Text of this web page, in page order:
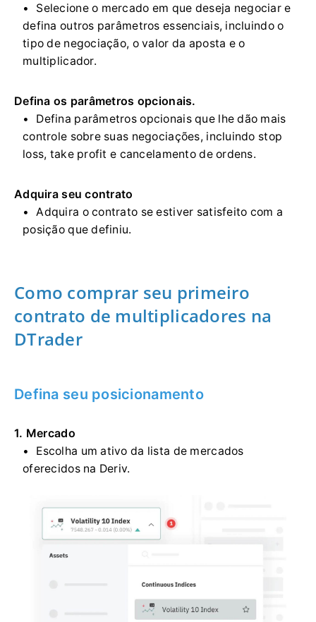
Selecione o mercado em que deseja negociar e
defina outros parâmetros essenciais, incluindo o
tipo de negociação, o valor da aposta e o
multiplicador.
Defina os parâmetros opcionais.
Defina parâmetros opcionais que lhe dão mais
controle sobre suas negociações, incluindo stop
loss, take profit e cancelamento de ordens.
Adquira seu contrato
Adquira o contrato se estiver satisfeito com a
posição que definiu.
Como comprar seu primeiro
contrato de multiplicadores na
DTrader
Defina seu posicionamento
1. Mercado
Escolha um ativo da lista de mercados
oferecidos na Deriv.